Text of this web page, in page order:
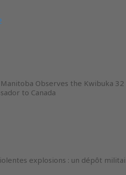
Observes the Kwibuka 32
to Canada
explosions : un dépôt